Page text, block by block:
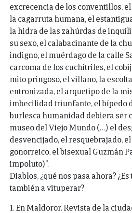
excrecencia de los conventillos,
la cagarruta humana, el
la hidra de las zahúrdas de
su sexo, el calabacinante de la
indigno, el muérdago de la calle
carcoma de los cuchitriles, el
mito pringoso, el villano, la
entronizada, el arquetipo de la
imbecilidad triunfante, el bípedo
burlesca humanidad debiera ser
museo del Viejo Mundo (…) el
desvencijado, el resquebrajado,
gonorreico, el bisexual Guzmán
impoluto)”.
Diablos, ¿qué nos pasa ahora?
también a vituperar?
1. En Maldoror. Revista de la